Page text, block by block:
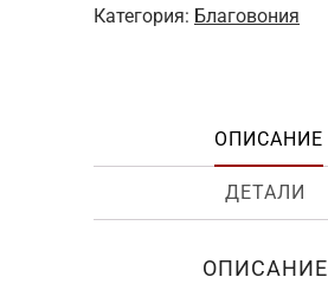
Категория: Благовония
ОПИСАНИЕ
ДЕТАЛИ
ОПИСАНИЕ